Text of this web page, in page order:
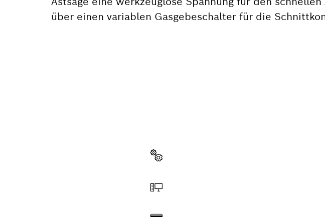
über einen variablen Gasgebeschalter für die